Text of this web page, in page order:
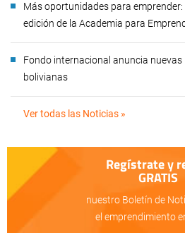
Más oportunidades para
edición de la Academia para
Fondo internacional anuncia
bolivianas
Ver todas las Noticias »
Regístrate y
GRATIS
nuestro Boletín de
el emprendimiento